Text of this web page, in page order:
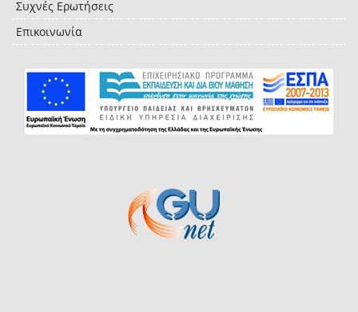
Συχνές Ερωτήσεις
Επικοινωνία